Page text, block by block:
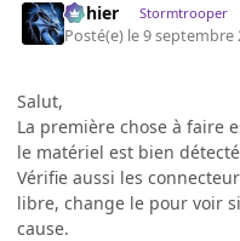
dohier Stormtrooper
Posté(e) le 9 septembre
Salut,
La première chose à faire
le matériel est bien
Vérifie aussi les
libre, change le pour voir
cause.